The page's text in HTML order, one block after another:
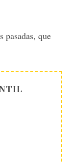
pasadas, que